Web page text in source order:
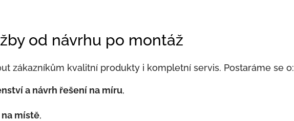
od návrhu po montáž
zákazníkům kvalitní produkty i kompletní servis. Postaráme se o:
a návrh řešení na míru,
místě,